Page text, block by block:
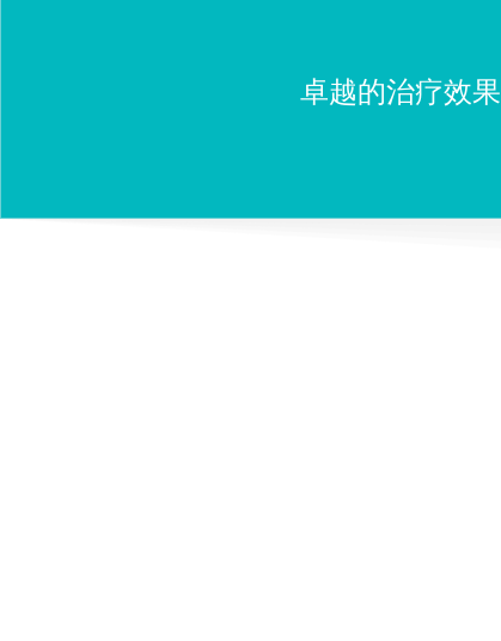
卓越的治疗效果